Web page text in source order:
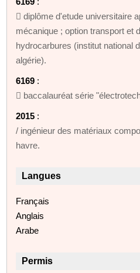
 diplôme d'etude universitaire
mécanique ; option transport et
hydrocarbures (institut national
algérie).
6169 :
 baccalauréat série
2015 :
/ ingénieur des matériaux
havre.
Langues
Français
Anglais
Arabe
Permis